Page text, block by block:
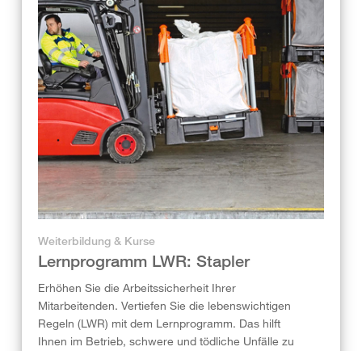
Weiterbildung & Kurse
Lernprogramm LWR: Stapler
Erhöhen Sie die Arbeitssicherheit Ihrer
Mitarbeitenden. Vertiefen Sie die lebenswichtigen
Regeln (LWR) mit dem Lernprogramm. Das hilft
Ihnen im Betrieb, schwere und tödliche Unfälle zu